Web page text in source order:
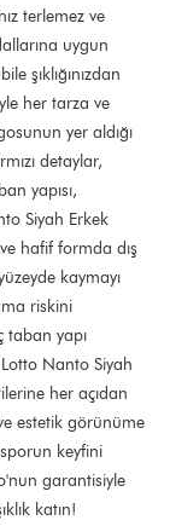
terlemez ve
uygun
şıklığınızdan
her tarza ve
yer aldığı
detaylar,
yapısı,
Siyah Erkek
hafif formda dış
kaymayı
riskini
taban yapı
Lotto Nanto Siyah
her açıdan
estetik görünüme
keyfini
garantisiyle
katın!